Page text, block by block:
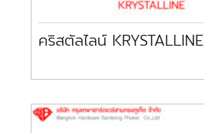
คริสตัลไลน์ KRYSTALLINE